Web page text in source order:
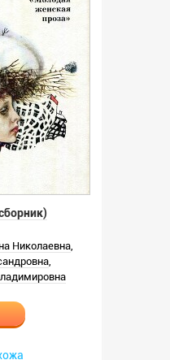
Николаевна,
,